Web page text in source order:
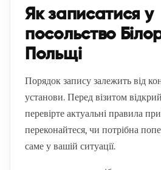
Як записатися у
посольство
Польщі
Порядок запису залежить від
установи. Перед візитом
перевірте актуальні правила
переконайтеся, чи потрібна
саме у вашій ситуації.